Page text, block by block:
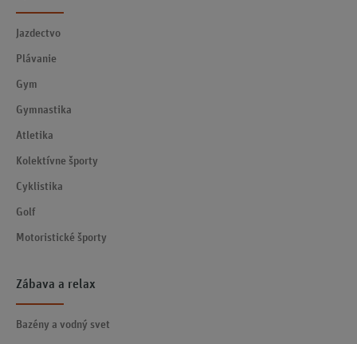
Jazdectvo
Plávanie
Gym
Gymnastika
Atletika
Kolektívne športy
Cyklistika
Golf
Motoristické športy
Zábava a relax
Bazény a vodný svet